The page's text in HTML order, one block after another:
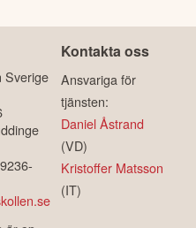
Sverige
Kontakta oss
Ansvariga för
tjänsten:
Daniel Åstrand
(VD)
Kristoffer Matsson
(IT)